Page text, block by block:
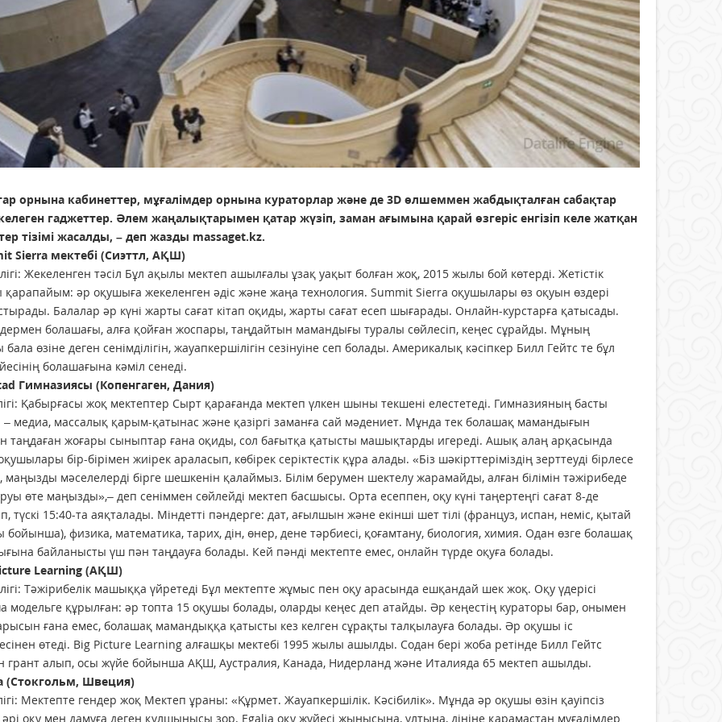
орнына кабинеттер, мұғалімдер орнына кураторлар және де 3D өлшеммен жабдықталған сабақтар
гаджеттер. Әлем жаңалықтарымен қатар жүзіп, заман ағымына қарай өзгеріс енгізіп келе жатқан
тізімі жасалды, – деп жазды massaget.kz.
Sierra мектебі (Сиэттл, АҚШ)
Жекеленген тәсіл Бұл ақылы мектеп ашылғалы ұзақ уақыт болған жоқ, 2015 жылы бой көтерді. Жетістік
қарапайым: әр оқушыға жекеленген әдіс және жаңа технология. Summit Sierra оқушылары өз оқуын өздері
Балалар әр күні жарты сағат кітап оқиды, жарты сағат есеп шығарады. Онлайн-курстарға қатысады.
болашағы, алға қойған жоспары, таңдайтын мамандығы туралы сөйлесіп, кеңес сұрайды. Мұның
өзіне деген сенімділігін, жауапкершілігін сезінуіне сеп болады. Америкалық кәсіпкер Билл Гейтс те бұл
болашағына кәміл сенеді.
Гимназиясы (Копенгаген, Дания)
Қабырғасы жоқ мектептер Сырт қарағанда мектеп үлкен шыны текшені елестетеді. Гимназияның басты
– медиа, массалық қарым-қатынас және қазіргі заманға сай мәдениет. Мұнда тек болашақ мамандығын
таңдаған жоғары сыныптар ғана оқиды, сол бағытқа қатысты машықтарды игереді. Ашық алаң арқасында
бір-бірімен жиірек араласып, көбірек серіктестік құра алады. «Біз шәкірттеріміздің зерттеуді бірлесе
маңызды мәселелерді бірге шешкенін қалаймыз. Білім берумен шектелу жарамайды, алған білімін тәжірибеде
өте маңызды»,– деп сеніммен сөйлейді мектеп басшысы. Орта есеппен, оқу күні таңертеңгі сағат 8-де
түскі 15:40-та аяқталады. Міндетті пәндерге: дат, ағылшын және екінші шет тілі (француз, испан, неміс, қытай
бойынша), физика, математика, тарих, дін, өнер, дене тәрбиесі, қоғамтану, биология, химия. Одан өзге болашақ
байланысты үш пән таңдауға болады. Кей пәнді мектепте емес, онлайн түрде оқуға болады.
Learning (АҚШ)
Тәжірибелік машыққа үйретеді Бұл мектепте жұмыс пен оқу арасында ешқандай шек жоқ. Оқу үдерісі
модельге құрылған: әр топта 15 оқушы болады, оларды кеңес деп атайды. Әр кеңестің кураторы бар, онымен
ғана емес, болашақ мамандыққа қатысты кез келген сұрақты талқылауға болады. Әр оқушы іс
өтеді. Big Picture Learning алғашқы мектебі 1995 жылы ашылды. Содан бері жоба ретінде Билл Гейтс
грант алып, осы жүйе бойынша АҚШ, Аустралия, Канада, Нидерланд және Италияда 65 мектеп ашылды.
(Стокгольм, Швеция)
Мектепте гендер жоқ Мектеп ұраны: «Құрмет. Жауапкершілік. Кәсібилік». Мұнда әр оқушы өзін қауіпсіз
әрі оқу мен дамуға деген құлшынысы зор. Egalia оқу жүйесі жынысына, ұлтына, дініне қарамастан мұғалімдер